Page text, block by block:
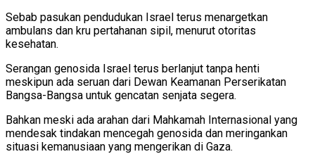
Sebab pasukan pendudukan Israel terus menargetkan
ambulans dan kru pertahanan sipil, menurut otoritas
kesehatan.
Serangan genosida Israel terus berlanjut tanpa henti
meskipun ada seruan dari Dewan Keamanan Perserikatan
Bangsa-Bangsa untuk gencatan senjata segera.
Bahkan meski ada arahan dari Mahkamah Internasional yang
mendesak tindakan mencegah genosida dan meringankan
situasi kemanusiaan yang mengerikan di Gaza.